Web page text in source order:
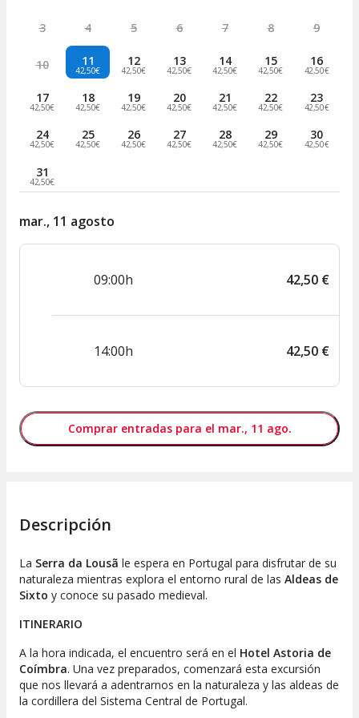
3 4 5 6 7 8 9
10 11
42,50€
12
42,50€
13
42,50€
14
42,50€
15
42,50€
16
42,50€
17
42,50€
18
42,50€
19
42,50€
20
42,50€
21
42,50€
22
42,50€
23
42,50€
24
42,50€
25
42,50€
26
42,50€
27
42,50€
28
42,50€
29
42,50€
30
42,50€
31
42,50€
mar., 11 agosto
09:00h 42,50 €
14:00h 42,50 €
Comprar entradas para el mar., 11 ago.
Descripción
La Serra da Lousã le espera en Portugal para disfrutar de su
naturaleza mientras explora el entorno rural de las Aldeas de
Sixto y conoce su pasado medieval.
ITINERARIO
A la hora indicada, el encuentro será en el Hotel Astoria de
Coímbra. Una vez preparados, comenzará esta excursión
que nos llevará a adentrarnos en la naturaleza y las aldeas de
la cordillera del Sistema Central de Portugal.